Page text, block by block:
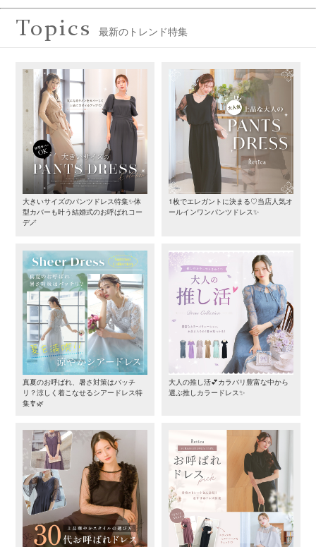
Topics 最新のトレンド特集
大きいサイズのパンツドレス特集✨体
型カバーも叶う結婚式のお呼ばれコー
デ🪄
1枚でエレガントに決まる♡当店人気オ
ールインワンパンツドレス✨
真夏のお呼ばれ、暑さ対策はバッチ
リ？涼しく着こなせるシアードレス特
集🎐🌿
大人の推し活💕カラバリ豊富な中から
選ぶ推しカラードレス✨